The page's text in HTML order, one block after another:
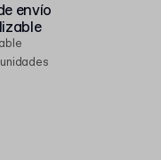
envío